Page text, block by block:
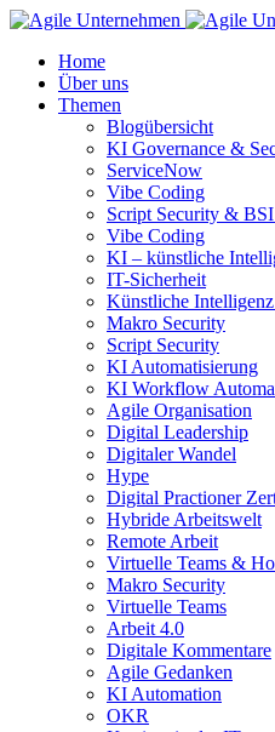
Home
Über uns
Themen
Blogübersicht
KI Governance &
ServiceNow
Vibe Coding
Script Security &
Vibe Coding
KI – künstliche
IT-Sicherheit
Künstliche
Makro Security
Script Security
KI Automatisierung
KI Workflow
Agile Organisation
Digital Leadership
Digitaler Wandel
Hype
Digital Practioner
Hybride Arbeitswelt
Remote Arbeit
Virtuelle Teams &
Makro Security
Virtuelle Teams
Arbeit 4.0
Digitale Kommentare
Agile Gedanken
KI Automation
OKR